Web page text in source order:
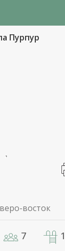
Пурпур
восток
7 1